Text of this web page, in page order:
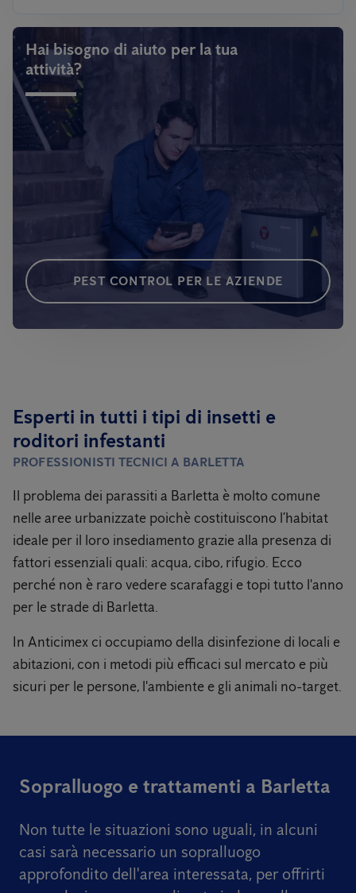
Hai bisogno di aiuto per la tua
attività?
PEST CONTROL PER LE AZIENDE
Esperti in tutti i tipi di insetti e
roditori infestanti
PROFESSIONISTI TECNICI A BARLETTA
Il problema dei parassiti a Barletta è molto comune
nelle aree urbanizzate poichè costituiscono l’habitat
ideale per il loro insediamento grazie alla presenza di
fattori essenziali quali: acqua, cibo, rifugio. Ecco
perché non è raro vedere scarafaggi e topi tutto l'anno
per le strade di Barletta.
In Anticimex ci occupiamo della disinfezione di locali e
abitazioni, con i metodi più efficaci sul mercato e più
sicuri per le persone, l'ambiente e gli animali no-target.
Sopralluogo e trattamenti a Barletta
Non tutte le situazioni sono uguali, in alcuni
casi sarà necessario un sopralluogo
approfondito dell'area interessata, per offrirti